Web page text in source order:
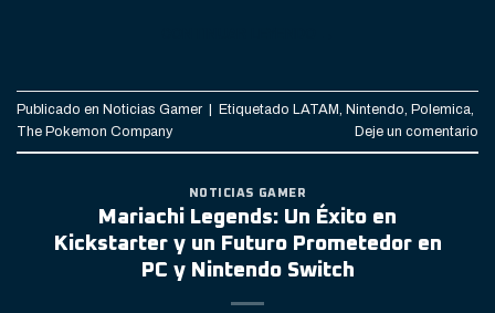
Publicado en Noticias Gamer Etiquetado LATAM, Nintendo, Polemica,
The Pokemon Company
Deje un comentario
NOTICIAS GAMER
Mariachi Legends: Un Éxito en
Kickstarter y un Futuro Prometedor en
PC y Nintendo Switch